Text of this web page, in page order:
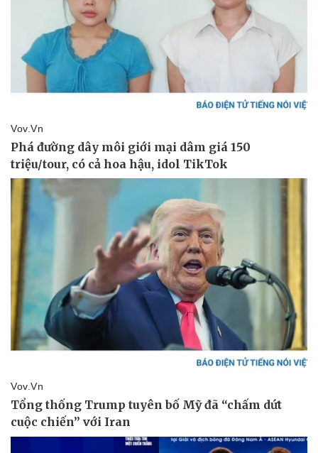
Kinh tế
Khởi nghiệp
Thị trường
Giá vàng
Tiêu dùng
Tỷ giá
Giá cà phê